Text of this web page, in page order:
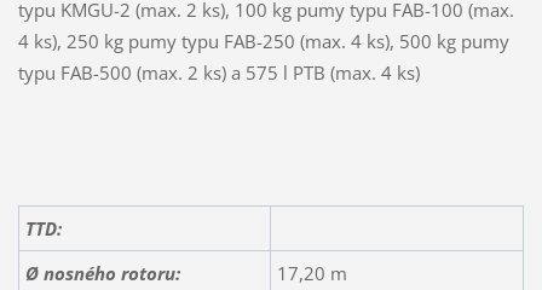
typu KMGU-2 (max. 2 ks), 100 kg pumy typu FAB-100 (max.
4 ks), 250 kg pumy typu FAB-250 (max. 4 ks), 500 kg pumy
typu FAB-500 (max. 2 ks) a 575 l PTB (max. 4 ks)
TTD:
Ø nosného rotoru:
17,20 m